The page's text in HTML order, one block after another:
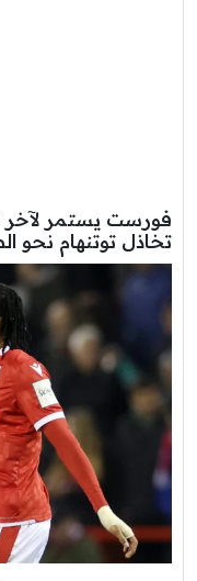
فورست يستمر
تخاذل توتنهام نحو